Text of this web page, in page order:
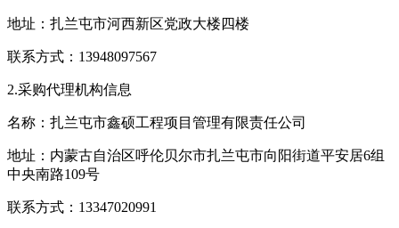
地址：扎兰屯市河西新区党政大楼四楼
联系方式：13948097567
2.采购代理机构信息
名称：扎兰屯市鑫硕工程项目管理有限责任公司
地址：内蒙古自治区呼伦贝尔市扎兰屯市向阳街道平安居6组
中央南路109号
联系方式：13347020991